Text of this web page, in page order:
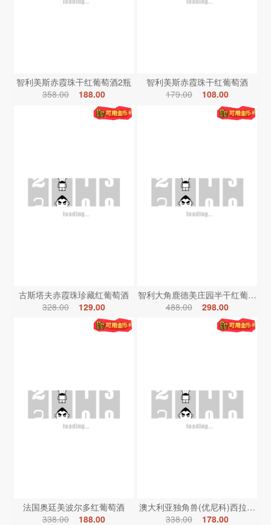
智利美斯赤霞珠干红葡萄酒2瓶
358.00
188.00
智利美斯赤霞珠干红葡萄酒
179.00
108.00
古斯塔夫赤霞珠珍藏红葡萄酒
328.00
129.00
智利大角鹿德美庄园半干红葡萄酒
488.00
298.00
法国奥廷美波尔多红葡萄酒
338.00
188.00
澳大利亚独角兽(优尼科)西拉红葡
338.00
178.00